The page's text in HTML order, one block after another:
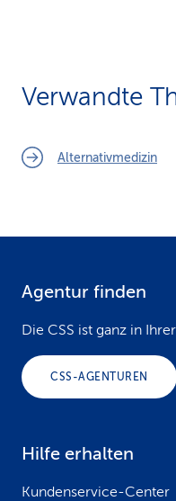
Verwandte
Alternativmedizin
Agentur finden
Die CSS ist ganz in
CSS-AGENTUREN
Hilfe erhalten
Kundenservice-Center